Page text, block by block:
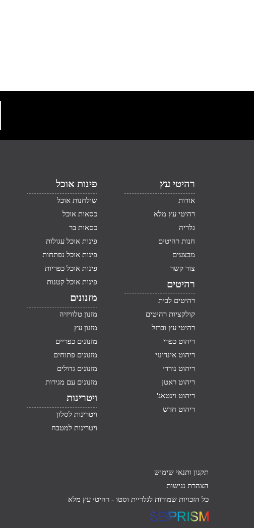
רהיטי עץ
אודות
רהיטי עץ מלא
גלריה
חנות רהיטים
מבצעים
צור קשר
רהיטים
רהיטים לבית
קולקציות רהיטים
רהיטי עץ וברזל
ריהוט כפרי
ריהוט אינדונזי
ריהוט נורדי
ריהוט ראטן
ריהוט וינטאג'
ריהוט חדש
פינות אוכל
שולחנות אוכל
כסאות אוכל
כסאות בר
פינות אוכל עגולות
פינות אוכל נפתחות
פינות אוכל כפריות
פינות אוכל קטנות
מזנונים
מזנון טלוויזיה
מזנון עץ
מזנונים כפריים
מזנונים פתוחים
מזנונים גדולים
מזנונים עם מגירות
ויטרינות
ויטרינות לסלון
ויטרינות למטבח
תקנון ותנאי שימוש
הצהרת נגישות
כל הזכויות שמורות לגלריית וסטו - רהיטי עץ מלא